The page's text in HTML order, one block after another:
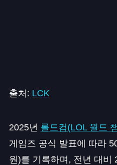
출처: LCK
2025년 롤드컵(LOL 월드
게임즈 공식 발표에 따라
원)를 기록하며, 전년 대비